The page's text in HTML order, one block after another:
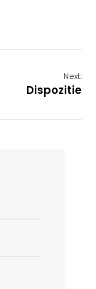
Next:
Dispozitie